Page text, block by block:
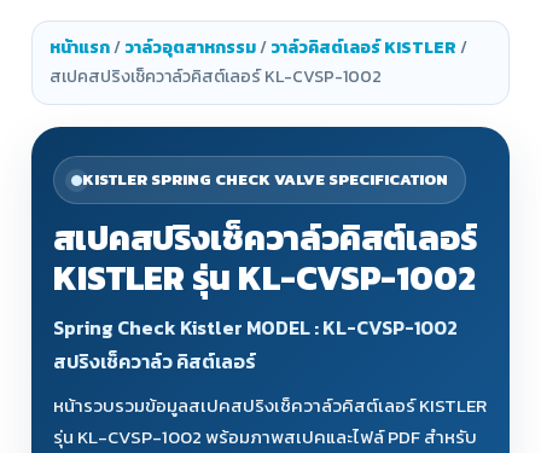
หน้าแรก/วาล์วอุตสาหกรรม/วาล์วคิสต์เลอร์ KISTLER/
สเปคสปริงเช็ควาล์วคิสต์เลอร์ KL-CVSP-1002
KISTLER SPRING CHECK VALVE SPECIFICATION
สเปคสปริงเช็ควาล์วคิสต์เลอร์
KISTLER รุ่น KL-CVSP-1002
Spring Check Kistler MODEL : KL-CVSP-1002
สปริงเช็ควาล์ว คิสต์เลอร์
หน้ารวบรวมข้อมูลสเปคสปริงเช็ควาล์วคิสต์เลอร์ KISTLER
รุ่น KL-CVSP-1002 พร้อมภาพสเปคและไฟล์ PDF สำหรับ